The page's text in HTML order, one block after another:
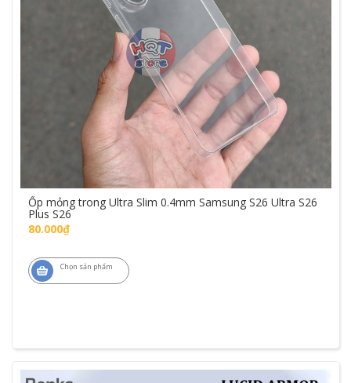
Ốp mỏng trong Ultra Slim 0.4mm Samsung S26 Ultra S26
Plus S26
80.000₫
Chọn sản phẩm